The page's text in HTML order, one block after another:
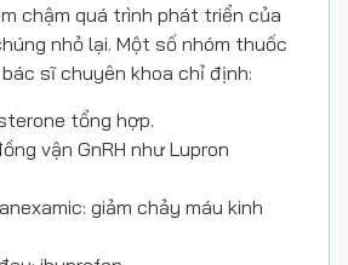
chậm quá trình phát triển của
nhỏ lại. Một số nhóm thuốc
sĩ chuyên khoa chỉ định:
tổng hợp.
vận GnRH như Lupron
giảm chảy máu kinh